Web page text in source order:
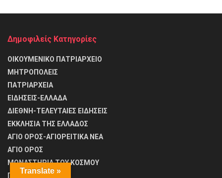
Δημοφιλείς Κατηγορίες
ΟΙΚΟΥΜΕΝΙΚΟ ΠΑΤΡΙΑΡΧΕΙΟ
ΜΗΤΡΟΠΟΛΕΙΣ
ΠΑΤΡΙΑΡΧΕΙΑ
ΕΙΔΗΣΕΙΣ-ΕΛΛΑΔΑ
ΔΙΕΘΝΗ-ΤΕΛΕΥΤΑΙΕΣ ΕΙΔΗΣΕΙΣ
ΕΚΚΛΗΣΙΑ ΤΗΣ ΕΛΛΑΔΟΣ
ΑΓΙΟ ΟΡΟΣ-ΑΓΙΟΡΕΙΤΙΚΑ ΝΕΑ
ΑΓΙΟ ΟΡΟΣ
ΜΟΝΑΣΤΗΡΙΑ ΤΟΥ ΚΟΣΜΟΥ
Προσευχές
Translate »